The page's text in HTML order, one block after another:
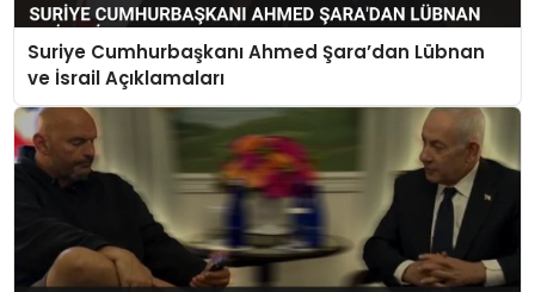
Suriye Cumhurbaşkanı Ahmed Şara’dan Lübnan
ve İsrail Açıklamaları